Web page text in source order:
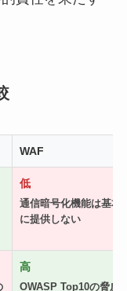
WAF
低
通信暗号化機能は基本
に提供しない
高
OWASP Top10の脅威